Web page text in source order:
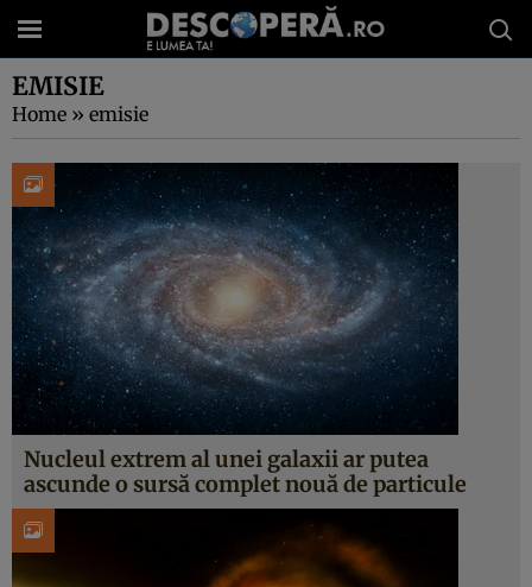
EMISIE
Home » emisie
Nucleul extrem al unei galaxii ar putea
ascunde o sursă complet nouă de particule